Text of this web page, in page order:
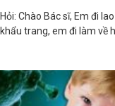
Hỏi: Chào Bác sĩ, Em đi
khẩu trang, em đi làm về